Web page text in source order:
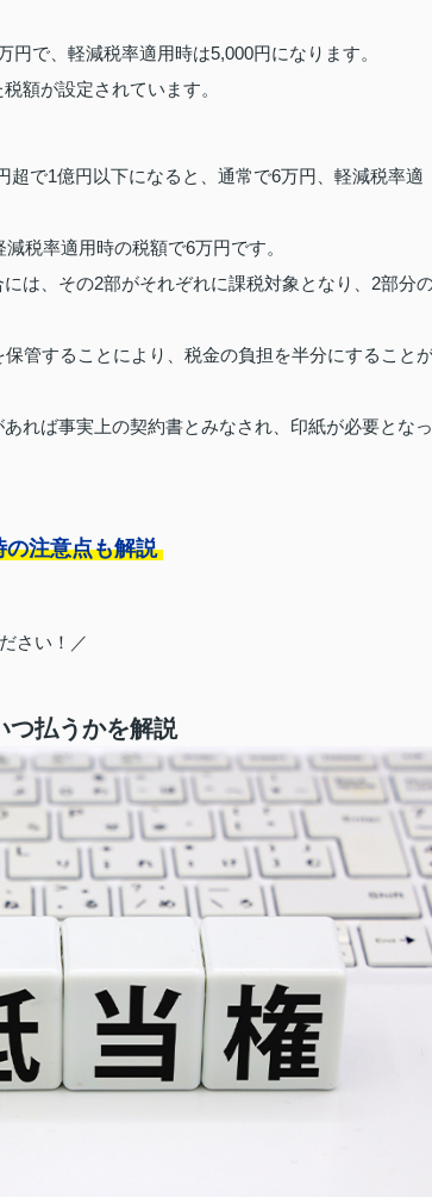
で、軽減税率適用時は5,000円になります。
額が設定されています。
で1億円以下になると、通常で6万円、軽減税率適
税率適用時の税額で6万円です。
は、その2部がそれぞれに課税対象となり、2部分
管することにより、税金の負担を半分にすること
れば事実上の契約書とみなされ、印紙が必要となっ
注意点も解説
さい！／
つ払うかを解説